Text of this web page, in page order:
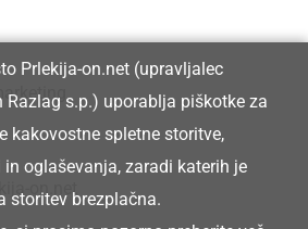
on.net
Prlekija-on.net (upravljalec
Razlag s.p.) uporablja piškotke za
kakovostne spletne storitve,
oglaševanja, zaradi katerih je
storitev brezplačna.